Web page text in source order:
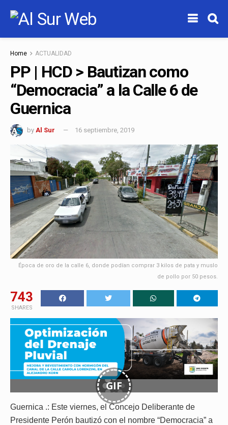
Home ACTUALIDAD
PP | HCD > Bautizan como
“Democracia” a la Calle 6 de
Guernica
by Al Sur 16 septiembre, 2019
Época de oro de la calle 6, donde podían comprar 3 kilos de pata y muslo
de pollo por 50 pesos.
743
SHARES
GIF
Guernica .: Este viernes, el Concejo Deliberante de
Presidente Perón bautizó con el nombre “Democracia” a